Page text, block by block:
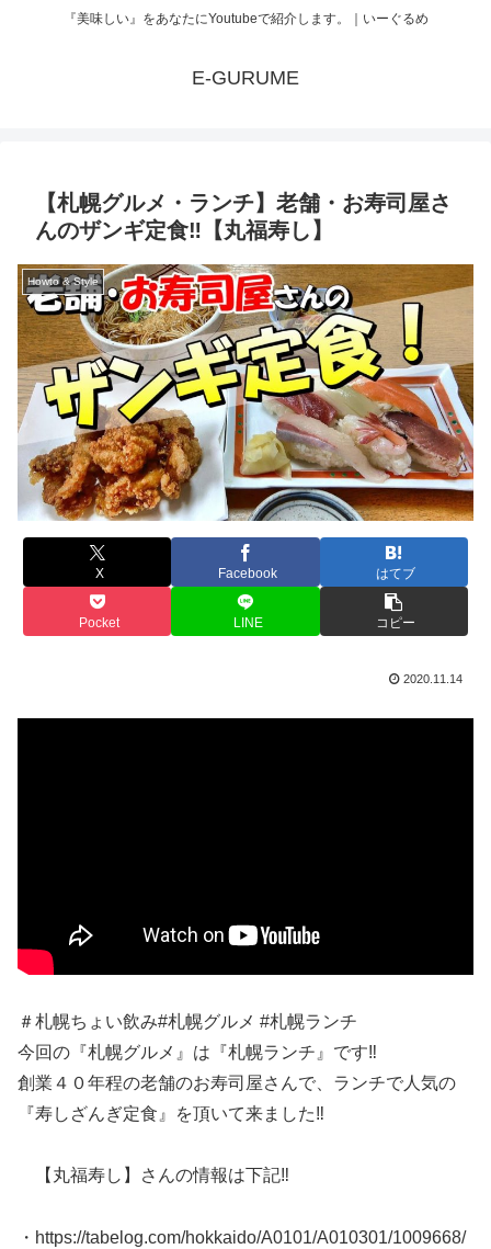
『美味しい』をあなたにYoutubeで紹介します。｜いーぐるめ
E-GURUME
【札幌グルメ・ランチ】老舗・お寿司屋さ
んのザンギ定食‼【丸福寿し】
Howto & Style
X Facebook はてブ
Pocket LINE コピー
2020.11.14
＃札幌ちょい飲み#札幌グルメ #札幌ランチ
今回の『札幌グルメ』は『札幌ランチ』です‼
創業４０年程の老舗のお寿司屋さんで、ランチで人気の
『寿しざんぎ定食』を頂いて来ました‼
【丸福寿し】さんの情報は下記‼
・https://tabelog.com/hokkaido/A0101/A010301/1009668/